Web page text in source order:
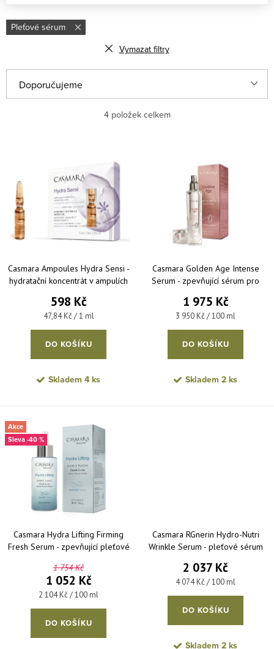
Pleťové sérum
Vymazat filtry
Řazení produktů
Doporučujeme
Nejprodávanější
Abecedně
4položek celkem
Casmara Ampoules Hydra Sensi -
hydratační koncentrát v ampulích
598 Kč
Měrná cena:
47,84 Kč / 1 ml
DO KOŠÍKU
Skladem 4 ks
Casmara Golden Age Intense
Serum - zpevňující sérum pro
1 975 Kč
Měrná cena:
3 950 Kč / 100 ml
DO KOŠÍKU
Skladem 2 ks
Akce
-40 %
Casmara Hydra Lifting Firming
Fresh Serum - zpevňující pleťové
1 754 Kč
1 052 Kč
Měrná cena:
2 104 Kč / 100 ml
DO KOŠÍKU
Casmara RGnerin Hydro-Nutri
Wrinkle Serum - pleťové sérum
2 037 Kč
Měrná cena:
4 074 Kč / 100 ml
DO KOŠÍKU
Skladem 2 ks